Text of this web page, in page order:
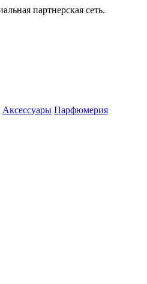
партнерская сеть.
Аксессуары Парфюмерия